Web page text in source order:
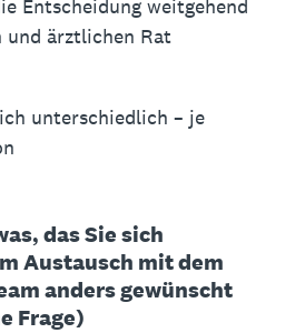
Entscheidung weitgehend
und ärztlichen Rat
unterschiedlich – je
das Sie sich
Austausch mit dem
anders gewünscht
Frage)